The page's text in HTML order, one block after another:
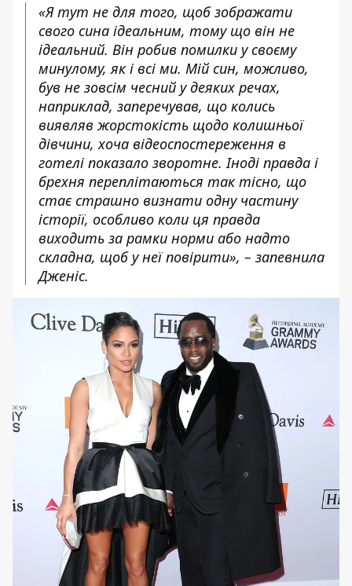
«Я тут не для того, щоб зображати
свого сина ідеальним, тому що він не
ідеальний. Він робив помилки у своєму
минулому, як і всі ми. Мій син, можливо,
був не зовсім чесний у деяких речах,
наприклад, заперечував, що колись
виявляв жорстокість щодо колишньої
дівчини, хоча відеоспостереження в
готелі показало зворотне. Іноді правда і
брехня переплітаються так тісно, що
стає страшно визнати одну частину
історії, особливо коли ця правда
виходить за рамки норми або надто
складна, щоб у неї повірити», – запевнила
Дженіс.